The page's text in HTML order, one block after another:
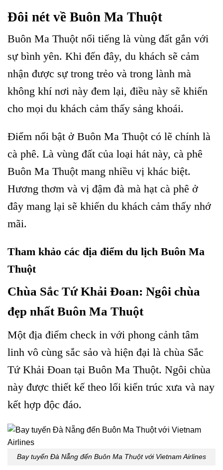
Đôi nét về Buôn Ma Thuột
Buôn Ma Thuột nổi tiếng là vùng đất gắn với
sự bình yên. Khi đến đây, du khách sẽ cảm
nhận được sự trong trẻo và trong lành mà
không khí nơi này đem lại, điều này sẽ khiến
cho mọi du khách cảm thấy sảng khoái.
Điểm nổi bật ở Buôn Ma Thuột có lẽ chính là
cà phê. Là vùng đất của loại hát này, cà phê
Buôn Ma Thuột mang nhiều vị khác biệt.
Hương thơm và vị đậm đà mà hạt cà phê ở
đây mang lại sẽ khiến du khách cảm thấy nhớ
mãi.
Tham khảo các địa điểm du lịch Buôn Ma
Thuột
Chùa Sắc Tứ Khải Đoan: Ngôi chùa
đẹp nhất Buôn Ma Thuột
Một địa điểm check in với phong cảnh tâm
linh vô cùng sắc sảo và hiện đại là chùa Sắc
Tứ Khải Đoan tại Buôn Ma Thuột. Ngôi chùa
này được thiết kế theo lối kiến trúc xưa và nay
kết hợp độc đáo.
Bay tuyến Đà Nẵng đến Buôn Ma Thuột với Vietnam Airlines